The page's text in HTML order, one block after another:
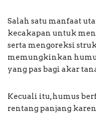
Salah satu manfaat
kecakapan untuk
serta mengoreksi
memungkinkan
yang pas bagi akar
Kecuali itu, humus
rentang panjang